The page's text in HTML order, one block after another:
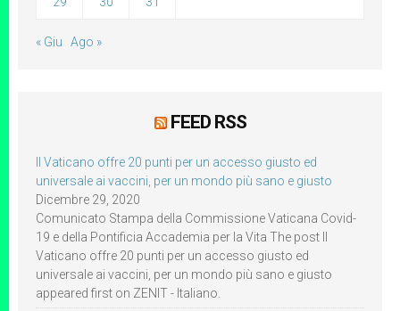
« Giu Ago »
FEED RSS
Il Vaticano offre 20 punti per un accesso giusto ed
universale ai vaccini, per un mondo più sano e giusto
Dicembre 29, 2020
Comunicato Stampa della Commissione Vaticana Covid-
19 e della Pontificia Accademia per la Vita The post Il
Vaticano offre 20 punti per un accesso giusto ed
universale ai vaccini, per un mondo più sano e giusto
appeared first on ZENIT - Italiano.